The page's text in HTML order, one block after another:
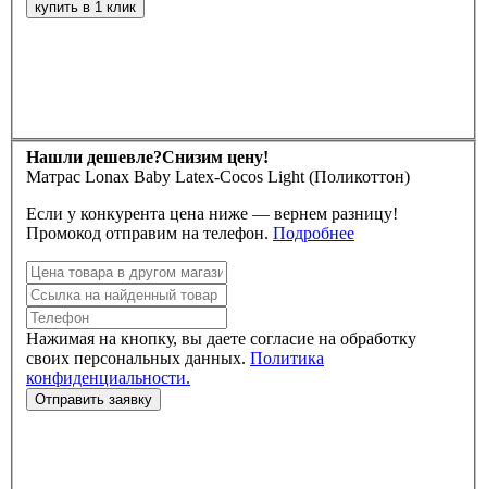
Нашли дешевле?Снизим цену!
Матрас Lonax Baby Latex-Cocos Light (Поликоттон)
Если у конкурента цена ниже — вернем разницу!
Промокод отправим на телефон. Подробнее
Нажимая на кнопку, вы даете согласие на обработку
своих персональных данных. Политика
конфиденциальности.